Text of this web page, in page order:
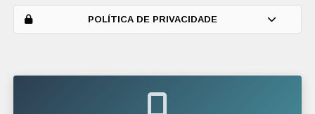
POLÍTICA DE PRIVACIDADE